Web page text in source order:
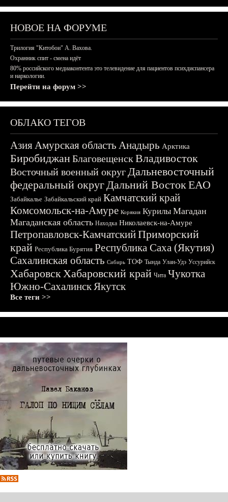
НОВОЕ НА ФОРУМЕ
Трилогия "Китобои" А. Вахова.
Охранник спит - смена идёт
80% российского медиаконтента это телевидение для пациентов психдиспансера
и наркологии.
Перейти на форум >>
ОБЛАКО ТЕГОВ
АзияАмурская область Анадырь Арктика
БиробиджанБлаговещенскВладивосток
Восточный военный округДальневосточный
федеральный округДальний ВостокЕАО
Забайкалье Забайкальский край Камчатский край
Комсомольск-на-Амуре Корякия Курилы Магадан
Магаданская область Находка Николаевск-на-Амуре
Петропавловск-КамчатскийПриморский
край Республика Бурятия Республика Саха (Якутия)
Сахалинская область Сибирь ТОФ Тында Улан-Удэ Уссурийск
ХабаровскХабаровский край Чита Чукотка
Южно-СахалинскЯкутск
Все теги >>